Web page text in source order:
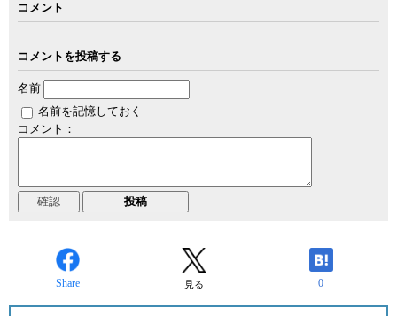
コメント
コメントを投稿する
名前
名前を記憶しておく
コメント：
Share 見る 0